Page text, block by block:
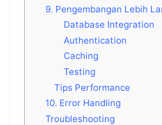
9. Pengembangan Lebih
Database Integration
Authentication
Caching
Testing
Tips Performance
10. Error Handling
Troubleshooting